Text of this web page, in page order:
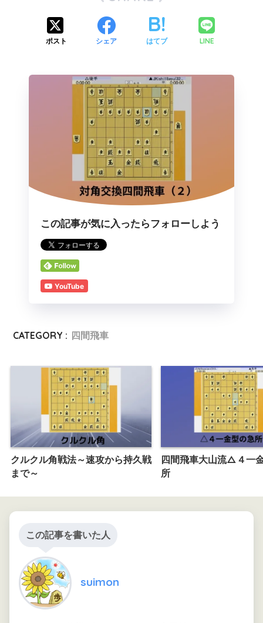
ポスト シェア はてブ LINE
この記事が気に入ったらフォローしよう
YouTube
CATEGORY : 四間飛車
クルクル角戦法～速攻から持久戦
まで～
四間飛車大山流△４一
所
この記事を書いた人
suimon